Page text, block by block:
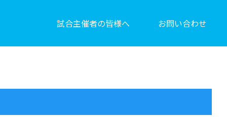
試合主催者の皆様へ お問い合わせ